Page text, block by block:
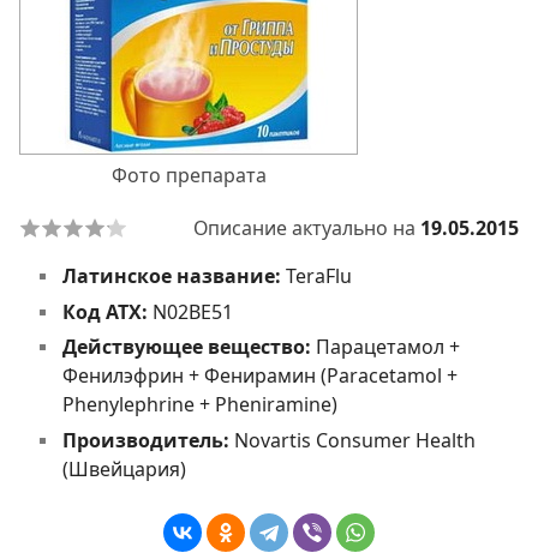
Фото препарата
Описание актуально на 19.05.2015
Латинское название: TeraFlu
Код АТХ: N02BE51
Действующее вещество: Парацетамол +
Фенилэфрин + Фенирамин (Paracetamol +
Phenylephrine + Pheniramine)
Производитель: Novartis Consumer Health
(Швейцария)